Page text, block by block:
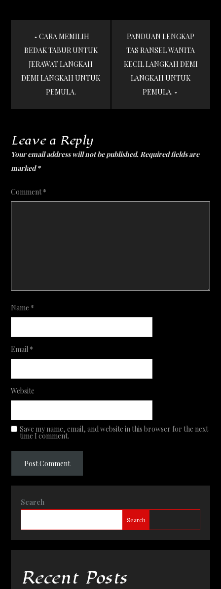
Post
navigation
CARA MEMILIH
BEDAK TABUR UNTUK
JERAWAT LANGKAH
DEMI LANGKAH UNTUK
PEMULA.
PANDUAN LENGKAP
TAS RANSEL WANITA
KECIL LANGKAH DEMI
LANGKAH UNTUK
PEMULA.
Leave a Reply
Your email address will not be published.Required fields are
marked*
Comment*
Name *
Email *
Website
Save my name, email, and website in this browser for the next
time I comment.
Search
Search
Recent Posts